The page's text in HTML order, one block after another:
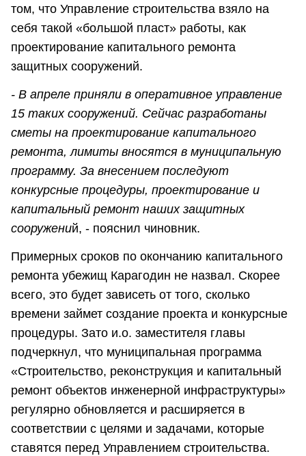
том, что Управление строительства взяло на
себя такой «большой пласт» работы, как
проектирование капитального ремонта
защитных сооружений.
- В апреле приняли в оперативное управление
15 таких сооружений. Сейчас разработаны
сметы на проектирование капитального
ремонта, лимиты вносятся в муниципальную
программу. За внесением последуют
конкурсные процедуры, проектирование и
капитальный ремонт наших защитных
сооружений, - пояснил чиновник.
Примерных сроков по окончанию капитального
ремонта убежищ Карагодин не назвал. Скорее
всего, это будет зависеть от того, сколько
времени займет создание проекта и конкурсные
процедуры. Зато и.о. заместителя главы
подчеркнул, что муниципальная программа
«Строительство, реконструкция и капитальный
ремонт объектов инженерной инфраструктуры»
регулярно обновляется и расширяется в
соответствии с целями и задачами, которые
ставятся перед Управлением строительства.